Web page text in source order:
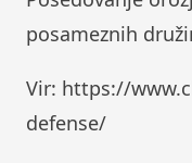
posameznih
Vir: https://
defense/